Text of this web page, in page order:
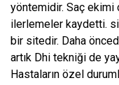
yöntemidir. Saç
ilerlemeler kaydetti.
bir sitedir. Daha
artık Dhi tekniği de
Hastaların özel